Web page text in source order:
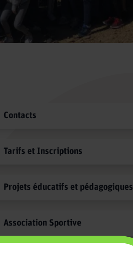
Contacts
Tarifs et Inscriptions
Projets éducatifs et pédagogiques
Association Sportive